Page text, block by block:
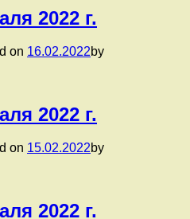
2022 г.
on 16.02.2022by
2022 г.
on 15.02.2022by
2022 г.